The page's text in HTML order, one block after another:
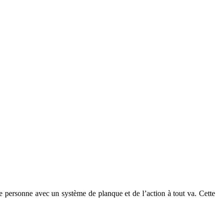
avec un système de planque et de l’action à tout va. Cette